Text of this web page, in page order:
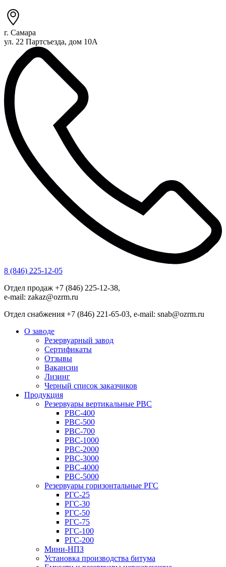
г. Самара
ул. 22 Партсъезда, дом 10А
8 (846) 225-12-05
Отдел продаж +7 (846) 225-12-38,
e-mail: zakaz@ozrm.ru
Отдел снабжения +7 (846) 221-65-03, e-mail: snab@ozrm.ru
О заводе
Резервуарный завод
Сертификаты
Отзывы
Вакансии
Лизинг
Черный список заказчиков
Продукция
Резервуары вертикальные РВС
РВС-400
РВС-500
РВС-700
РВС-1000
РВС-2000
РВС-3000
РВС-4000
РВС-5000
Резервуары горизонтальные РГС
РГС-25
РГС-30
РГС-50
РГС-75
РГС-100
РГС-200
Мини-НПЗ
Установка производства битума